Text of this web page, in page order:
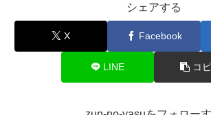
シェアする
X Facebook
LINE コ